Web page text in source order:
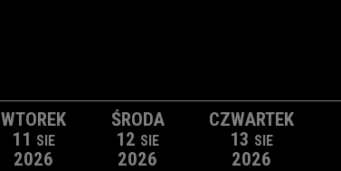
WTOREK
11 SIE
2026
ŚRODA
12 SIE
2026
CZWARTEK
13 SIE
2026